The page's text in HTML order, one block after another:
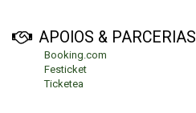
APOIOS &
Booking.com
Festicket
Ticketea